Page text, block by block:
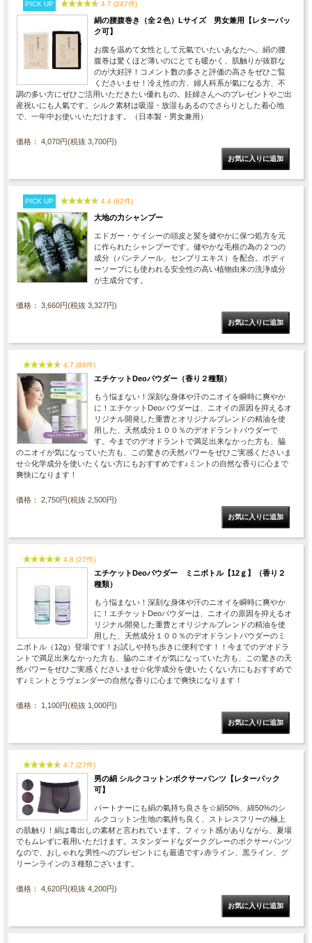
PICK UP 4.7 (247件)
絹の腰腹巻き（全２色）Lサイズ 男女兼用【レターパッ
ク可】
お腹を温めて女性として元氣でいたいあなたへ。絹の腰
腹巻は驚くほど薄いのにとても暖かく、肌触りが抜群な
のが大好評！コメント数の多さと評価の高さをぜひご覧
くださいませ！冷え性の方、婦人科系が氣になる方、不
調の多い方にぜひご活用いただきたい優れもの。妊婦さんへのプレゼントやご出
産祝いにも人氣です。シルク素材は吸湿・放湿もあるのでさらりとした着心地
で、一年中お使いいただけます。（日本製・男女兼用）
価格： 4,070円(税抜 3,700円)
PICK UP 4.4 (62件)
大地の力シャンプー
エドガー・ケイシーの頭皮と髪を健やかに保つ処方を元
に作られたシャンプーです。健やかな毛根の為の２つの
成分（パンテノール、センブリエキス）を配合。ボディ
ーソープにも使われる安全性の高い植物由来の洗浄成分
が主成分です。
価格： 3,660円(税抜 3,327円)
4.7 (88件)
エチケットDeoパウダー（香り２種類）
もう悩まない！深刻な身体や汗のニオイを瞬時に爽やか
に！エチケットDeoパウダーは、ニオイの原因を抑えるオ
リジナル開発した重曹とオリジナルブレンドの精油を使
用した、天然成分１００％のデオドラントパウダーで
す。今までのデオドラントで満足出来なかった方も、脇
のニオイが気になっていた方も、この驚きの天然パワーをぜひご実感くださいま
せ☆化学成分を使いたくない方にもおすすめです♪ミントの自然な香りに心まで
爽快になります！
価格： 2,750円(税抜 2,500円)
4.8 (27件)
エチケットDeoパウダー ミニボトル【12ｇ】（香り２
種類）
もう悩まない！深刻な身体や汗のニオイを瞬時に爽やか
に！エチケットDeoパウダーは、ニオイの原因を抑えるオ
リジナル開発した重曹とオリジナルブレンドの精油を使
用した、天然成分１００％のデオドラントパウダーのミ
ニボトル（12g）登場です！お試しや持ち歩きに便利です！！今までのデオドラ
ントで満足出来なかった方も、脇のニオイが気になっていた方も、この驚きの天
然パワーをぜひご実感くださいませ☆化学成分を使いたくない方にもおすすめで
す♪ミントとラヴェンダーの自然な香りに心まで爽快になります！
価格： 1,100円(税抜 1,000円)
4.7 (27件)
男の絹 シルクコットンボクサーパンツ【レターパック
可】
パートナーにも絹の氣持ち良さを☆絹50%、綿50%のシ
ルクコットン生地の氣持ち良く、ストレスフリーの極上
の肌触り！絹は毒出しの素材と言われています。フィット感がありながら、夏場
でもムレずに着用いただけます。スタンダードなダークグレーのボクサーパンツ
なので、おしゃれな男性へのプレゼントにも最適です♪赤ライン、黒ライン、グ
リーンラインの３種類ございます。
価格： 4,620円(税抜 4,200円)